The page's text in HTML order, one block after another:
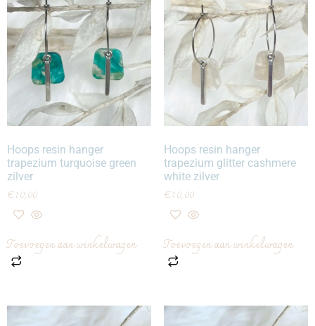
Hoops resin hanger
trapezium turquoise green
zilver
€10,00
Toevoegen aan winkelwagen
Hoops resin hanger
trapezium glitter cashmere
white zilver
€10,00
Toevoegen aan winkelwagen